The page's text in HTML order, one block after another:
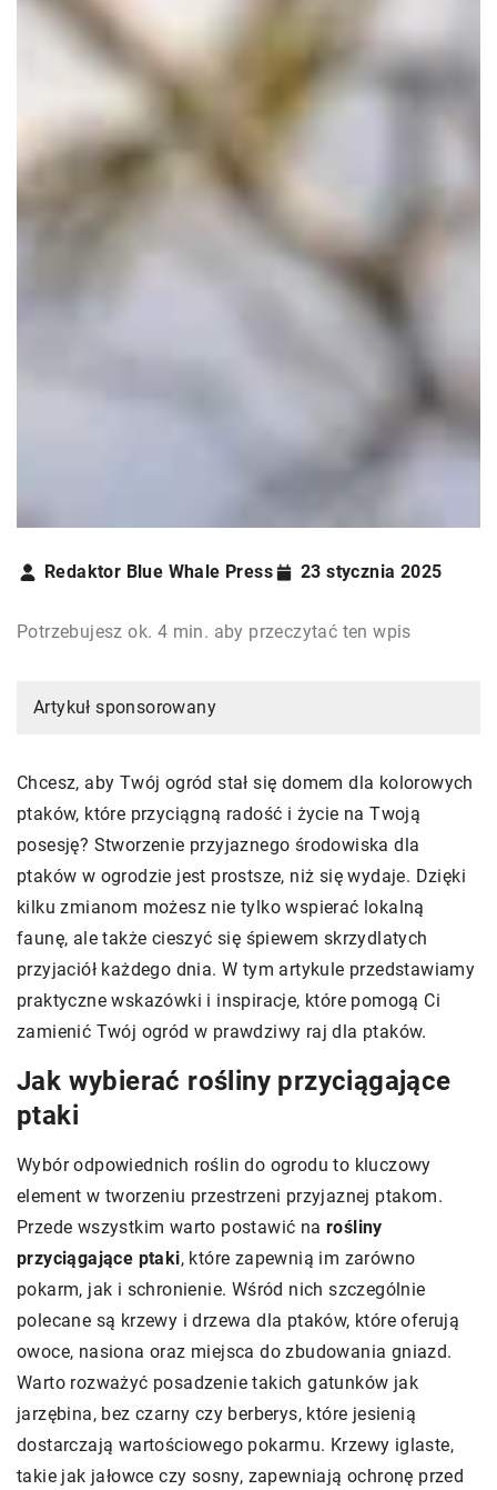
Redaktor Blue Whale Press 23 stycznia 2025
Potrzebujesz ok. 4 min. aby przeczytać ten wpis
Artykuł sponsorowany
Chcesz, aby Twój ogród stał się domem dla kolorowych
ptaków, które przyciągną radość i życie na Twoją
posesję? Stworzenie przyjaznego środowiska dla
ptaków w ogrodzie jest prostsze, niż się wydaje. Dzięki
kilku zmianom możesz nie tylko wspierać lokalną
faunę, ale także cieszyć się śpiewem skrzydlatych
przyjaciół każdego dnia. W tym artykule przedstawiamy
praktyczne wskazówki i inspiracje, które pomogą Ci
zamienić Twój ogród w prawdziwy raj dla ptaków.
Jak wybierać rośliny przyciągające
ptaki
Wybór odpowiednich roślin do ogrodu to kluczowy
element w tworzeniu przestrzeni przyjaznej ptakom.
Przede wszystkim warto postawić na rośliny
przyciągające ptaki, które zapewnią im zarówno
pokarm, jak i schronienie. Wśród nich szczególnie
polecane są krzewy i drzewa dla ptaków, które oferują
owoce, nasiona oraz miejsca do zbudowania gniazd.
Warto rozważyć posadzenie takich gatunków jak
jarzębina, bez czarny czy berberys, które jesienią
dostarczają wartościowego pokarmu. Krzewy iglaste,
takie jak jałowce czy sosny, zapewniają ochronę przed